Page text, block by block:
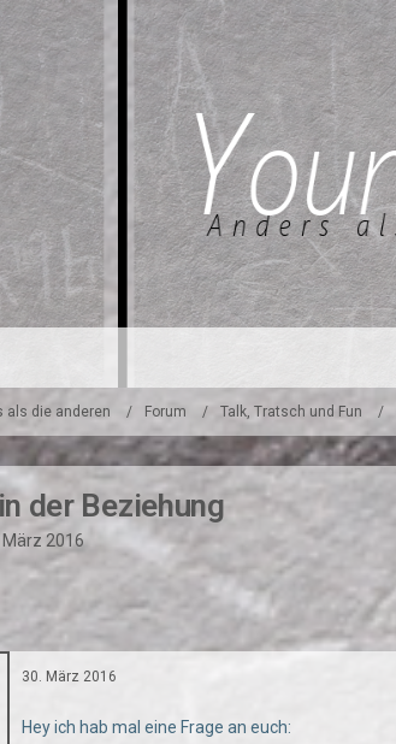
als die anderen Forum Talk, Tratsch und Fun
der Beziehung
März 2016
30. März 2016
Hey ich hab mal eine Frage an euch: